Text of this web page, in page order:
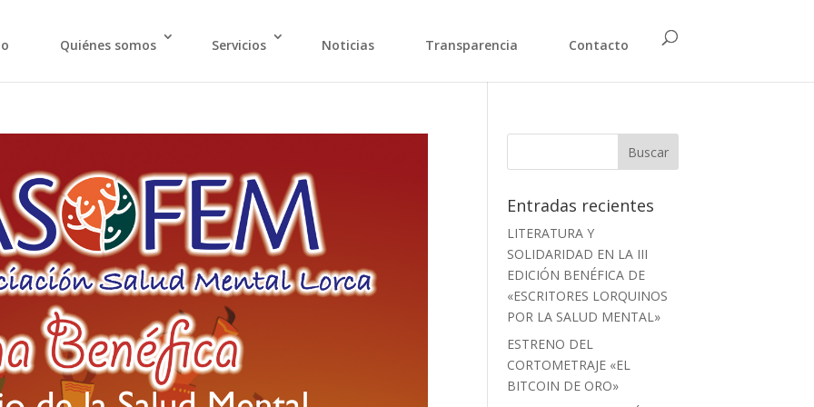
Quiénes somos Servicios Noticias Transparencia Contacto
Entradas recientes
LITERATURA Y
SOLIDARIDAD EN LA III
EDICIÓN BENÉFICA DE
«ESCRITORES LORQUINOS
POR LA SALUD MENTAL»
ESTRENO DEL
CORTOMETRAJE «EL
BITCOIN DE ORO»